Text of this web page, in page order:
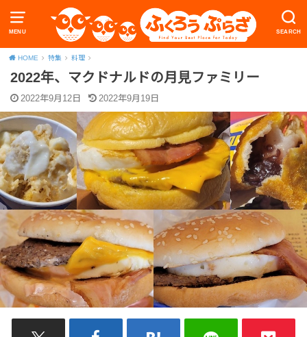
MENU SEARCH
HOME 特集 料理
2022年、マクドナルドの月見ファミリー
2022年9月12日 2022年9月19日